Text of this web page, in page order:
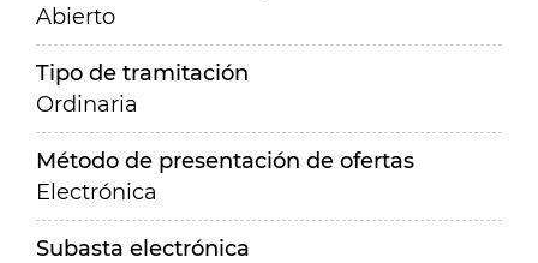
Abierto
Tipo de tramitación
Ordinaria
Método de presentación de ofertas
Electrónica
Subasta electrónica